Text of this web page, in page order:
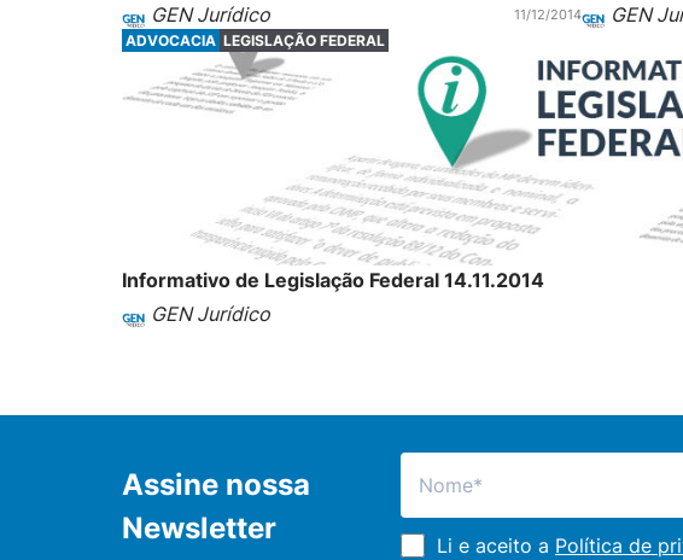
GEN Jurídico
11/12/2014
GEN
ADVOCACIA LEGISLAÇÃO FEDERAL
Informativo de Legislação Federal 14.11.2014
GEN Jurídico
Assine nossa
Newsletter
Li e aceito a Política de